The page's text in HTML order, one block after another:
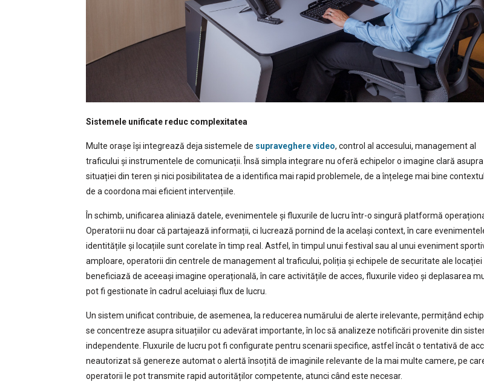
Sistemele unificate reduc complexitatea
Multe orașe își integrează deja sistemele de supraveghere video, control al accesului, management al
traficului și instrumentele de comunicații. Însă simpla integrare nu oferă echipelor o imagine clară asupra
situației din teren și nici posibilitatea de a identifica mai rapid problemele, de a înțelege mai bine
de a coordona mai eficient intervențiile.
În schimb, unificarea aliniază datele, evenimentele și fluxurile de lucru într-o singură platformă
Operatorii nu doar că partajează informații, ci lucrează pornind de la același context, în care
identitățile și locațiile sunt corelate în timp real. Astfel, în timpul unui festival sau al unui eveniment
amploare, operatorii din centrele de management al traficului, poliția și echipele de securitate ale locației
beneficiază de aceeași imagine operațională, în care activitățile de acces, fluxurile video și deplasarea
pot fi gestionate în cadrul aceluiași flux de lucru.
Un sistem unificat contribuie, de asemenea, la reducerea numărului de alerte irelevante, permițând
se concentreze asupra situațiilor cu adevărat importante, în loc să analizeze notificări provenite din
independente. Fluxurile de lucru pot fi configurate pentru scenarii specifice, astfel încât o tentativă de
neautorizat să genereze automat o alertă însoțită de imaginile relevante de la mai multe camere, pe
operatorii le pot transmite rapid autorităților competente, atunci când este necesar.